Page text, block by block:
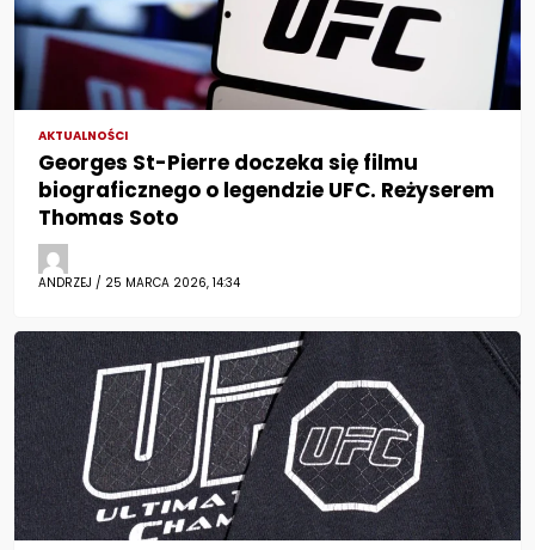
AKTUALNOŚCI
Georges St-Pierre doczeka się filmu
biograficznego o legendzie UFC. Reżyserem
Thomas Soto
ANDRZEJ / 25 MARCA 2026, 14:34